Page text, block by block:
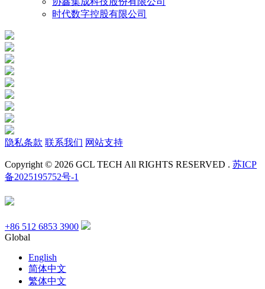
时代数字控股有限公司
隐私条款 联系我们 网站支持
Copyright © 2026 GCL TECH All RIGHTS RESERVED . 苏ICP
备2025195752号-1
+86 512 6853 3900
Global
English
简体中文
繁体中文